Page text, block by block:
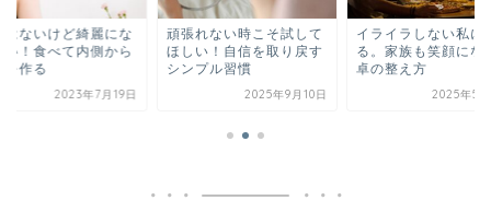
はないけど綺麗にな
い！食べて内側から
を作る
2023年7月19日
頑張れない時こそ試して
ほしい！自信を取り戻す
シンプル習慣
2025年9月10日
イライラしない私に
る。家族も笑顔にな
卓の整え方
2025年5